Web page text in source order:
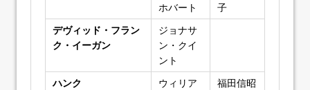
ホバート
子
デヴィッド・フラン
ク・イーガン
ジョナサ
ン・クイ
ント
ハンク
ウィリア
福田信昭